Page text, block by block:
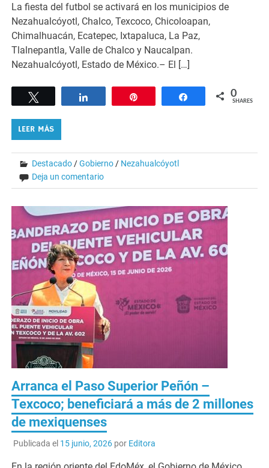
La fiesta del futbol se activará en los municipios de
Nezahualcóyotl, Chalco, Texcoco, Chicoloapan,
Chimalhuacán, Ecatepec, Ixtapaluca, La Paz,
Tlalnepantla, Valle de Chalco y Naucalpan.
Nezahualcóyotl, Estado de México.– El […]
Share 0
SHARES
LEER MÁS
Destacado /Gobierno / Nezahualcóyotl
Deja un comentario
Arranca el Paso Superior Peñón –
Texcoco; beneficiará a más de 2 millones
de mexiquenses
Publicada el 15 junio, 2026por Editora